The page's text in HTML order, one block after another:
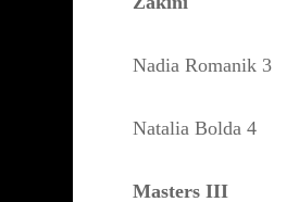
Nadia Romanik 3
Natalia Bolda 4
Masters III